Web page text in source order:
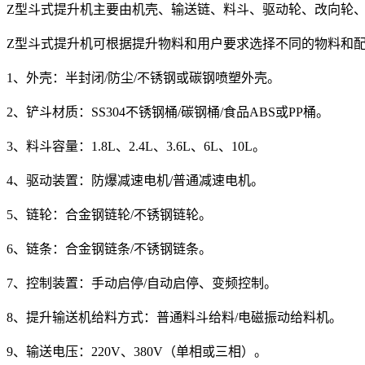
Z型斗式提升机主要由机壳、输送链、料斗、驱动轮、改向轮
Z型斗式提升机可根据提升物料和用户要求选择不同的物料和
1、外壳：半封闭/防尘/不锈钢或碳钢喷塑外壳。
2、铲斗材质：SS304不锈钢桶/碳钢桶/食品ABS或PP桶。
3、料斗容量：1.8L、2.4L、3.6L、6L、10L。
4、驱动装置：防爆减速电机/普通减速电机。
5、链轮：合金钢链轮/不锈钢链轮。
6、链条：合金钢链条/不锈钢链条。
7、控制装置：手动启停/自动启停、变频控制。
8、提升输送机给料方式：普通料斗给料/电磁振动给料机。
9、输送电压：220V、380V（单相或三相）。